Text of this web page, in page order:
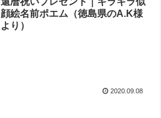
顔絵名前ポエム（ 徳島県のA.K様
より）
2020.09.08